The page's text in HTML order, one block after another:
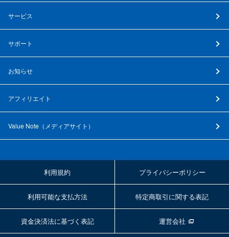
サービス
サポート
お知らせ
アフィリエイト
Value Note（ メディアサイト ）
利用規約 プライバシーポリシー
利用可能な支払方法 特定商取引に関する表記
資金決済法に基づく表記 運営会社